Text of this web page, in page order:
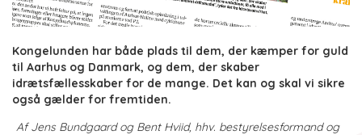
Kongelunden har både plads til dem, der kæmper for guld
til Aarhus og Danmark, og dem, der skaber
idrætsfællesskaber for de mange. Det kan og skal vi sikre
også gælder for fremtiden.
Af Jens Bundgaard og Bent Hviid, hhv. bestyrelsesformand og